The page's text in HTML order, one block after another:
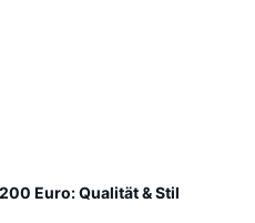
Euro: Qualität & Stil